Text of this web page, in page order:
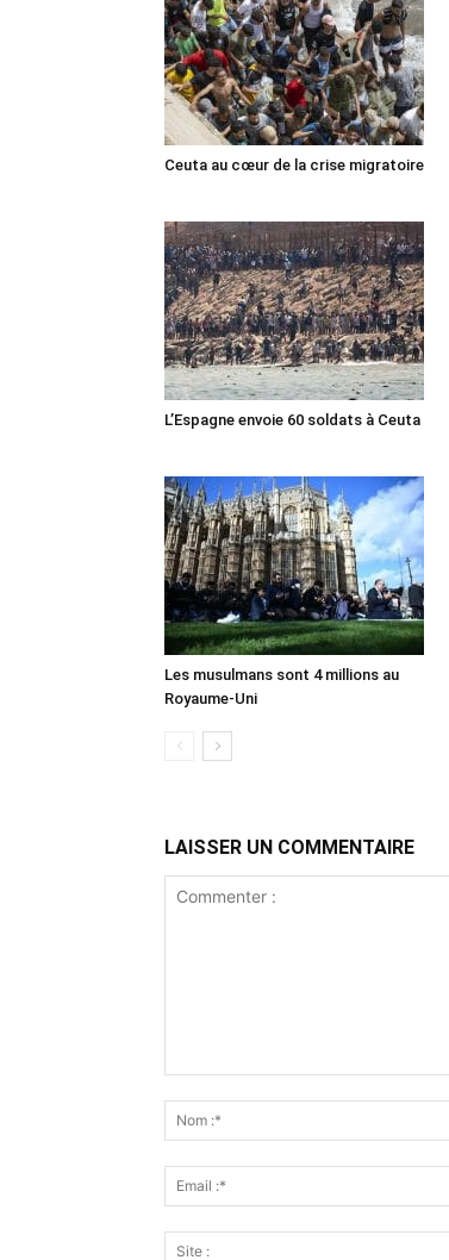
Ceuta au cœur de la crise migratoire
L’Espagne envoie 60 soldats à Ceuta
Les musulmans sont 4 millions au
Royaume-Uni
LAISSER UN COMMENTAIRE